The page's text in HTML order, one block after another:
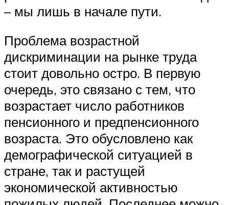
– мы лишь в начале пути.
Проблема возрастной
дискриминации на рынке труда
стоит довольно остро. В первую
очередь, это связано с тем, что
возрастает число работников
пенсионного и предпенсионного
возраста. Это обусловлено как
демографической ситуацией в
стране, так и растущей
экономической активностью